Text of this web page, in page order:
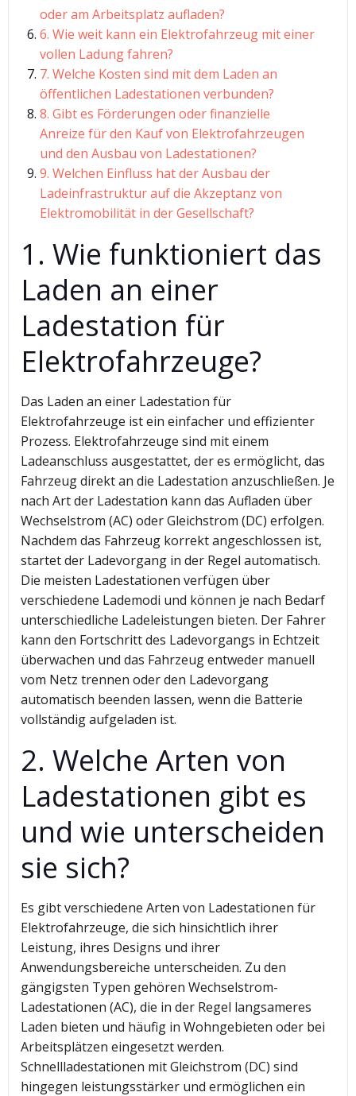
oder am Arbeitsplatz aufladen?
6. Wie weit kann ein Elektrofahrzeug mit einer
vollen Ladung fahren?
7. Welche Kosten sind mit dem Laden an
öffentlichen Ladestationen verbunden?
8. Gibt es Förderungen oder finanzielle
Anreize für den Kauf von Elektrofahrzeugen
und den Ausbau von Ladestationen?
9. Welchen Einfluss hat der Ausbau der
Ladeinfrastruktur auf die Akzeptanz von
Elektromobilität in der Gesellschaft?
1. Wie funktioniert das
Laden an einer
Ladestation für
Elektrofahrzeuge?
Das Laden an einer Ladestation für
Elektrofahrzeuge ist ein einfacher und effizienter
Prozess. Elektrofahrzeuge sind mit einem
Ladeanschluss ausgestattet, der es ermöglicht, das
Fahrzeug direkt an die Ladestation anzuschließen. Je
nach Art der Ladestation kann das Aufladen über
Wechselstrom (AC) oder Gleichstrom (DC) erfolgen.
Nachdem das Fahrzeug korrekt angeschlossen ist,
startet der Ladevorgang in der Regel automatisch.
Die meisten Ladestationen verfügen über
verschiedene Lademodi und können je nach Bedarf
unterschiedliche Ladeleistungen bieten. Der Fahrer
kann den Fortschritt des Ladevorgangs in Echtzeit
überwachen und das Fahrzeug entweder manuell
vom Netz trennen oder den Ladevorgang
automatisch beenden lassen, wenn die Batterie
vollständig aufgeladen ist.
2. Welche Arten von
Ladestationen gibt es
und wie unterscheiden
sie sich?
Es gibt verschiedene Arten von Ladestationen für
Elektrofahrzeuge, die sich hinsichtlich ihrer
Leistung, ihres Designs und ihrer
Anwendungsbereiche unterscheiden. Zu den
gängigsten Typen gehören Wechselstrom-
Ladestationen (AC), die in der Regel langsameres
Laden bieten und häufig in Wohngebieten oder bei
Arbeitsplätzen eingesetzt werden.
Schnellladestationen mit Gleichstrom (DC) sind
hingegen leistungsstärker und ermöglichen ein